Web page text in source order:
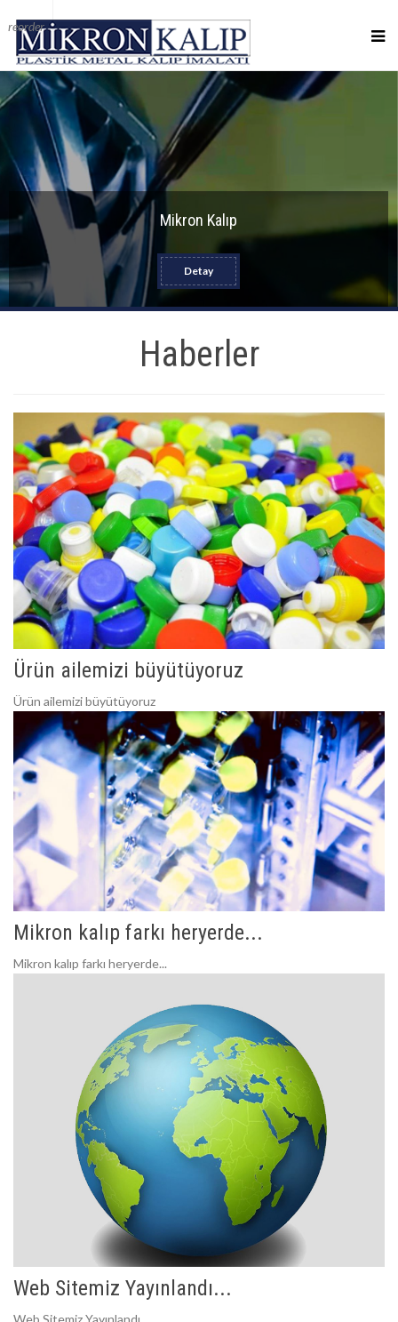
reorder
Mikron Kalıp
Detay
Haberler
Ürün ailemizi büyütüyoruz
Ürün ailemizi büyütüyoruz
Mikron kalıp farkı heryerde...
Mikron kalıp farkı heryerde...
Web Sitemiz Yayınlandı...
Web Sitemiz Yayınlandı...